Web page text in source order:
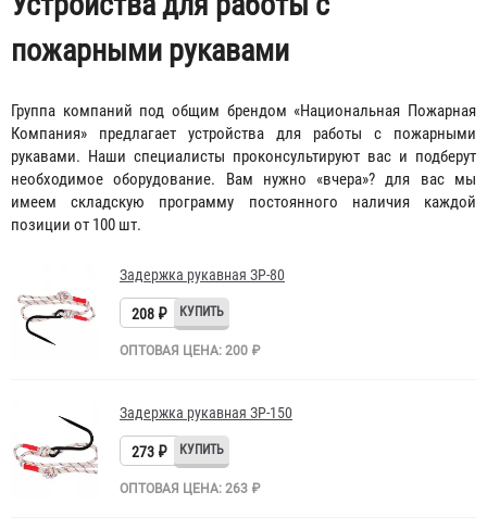
пожарными рукавами
Группа компаний под общим брендом «Национальная Пожарная
Компания» предлагает устройства для работы с пожарными
рукавами. Наши специалисты проконсультируют вас и подберут
необходимое оборудование. Вам нужно «вчера»? для вас мы
имеем складскую программу постоянного наличия каждой
позиции от 100 шт.
Задержка рукавная ЗР-80
208 ₽
ОПТОВАЯ ЦЕНА: 200 ₽
Задержка рукавная ЗР-150
273 ₽
ОПТОВАЯ ЦЕНА: 263 ₽